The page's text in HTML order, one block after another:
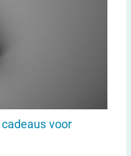
voor